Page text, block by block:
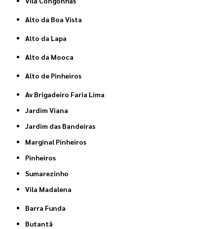
Alto da Boa Vista
Alto da Lapa
Alto da Mooca
Alto de Pinheiros
Av Brigadeiro Faria Lima
Jardim Viana
Jardim das Bandeiras
Marginal Pinheiros
Pinheiros
Sumarezinho
Vila Madalena
Barra Funda
Butantã